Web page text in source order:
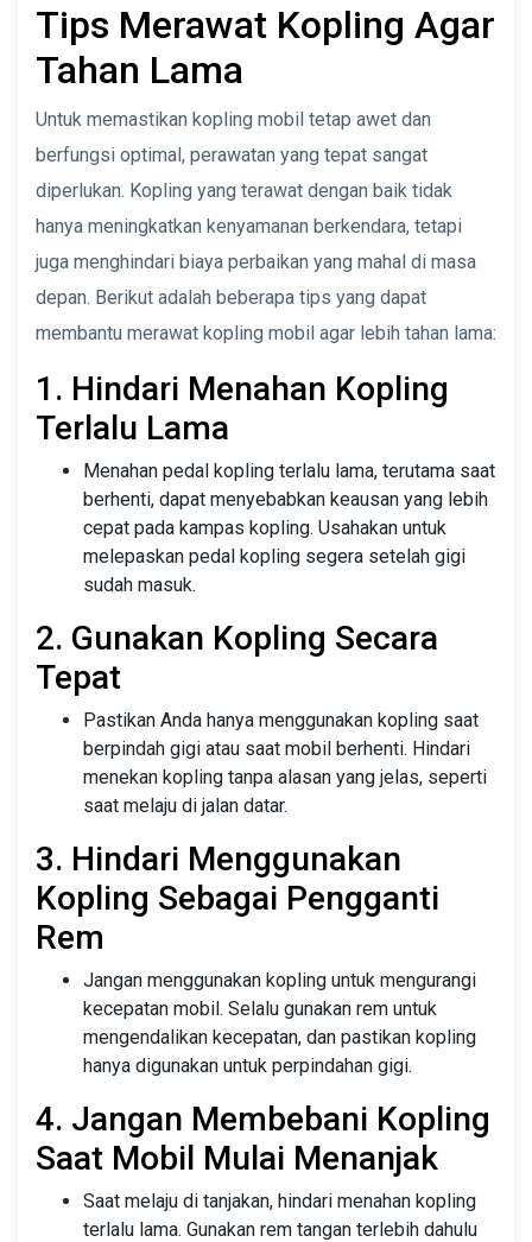
Tips Merawat Kopling Agar
Tahan Lama
Untuk memastikan kopling mobil tetap awet dan
berfungsi optimal, perawatan yang tepat sangat
diperlukan. Kopling yang terawat dengan baik tidak
hanya meningkatkan kenyamanan berkendara, tetapi
juga menghindari biaya perbaikan yang mahal di masa
depan. Berikut adalah beberapa tips yang dapat
membantu merawat kopling mobil agar lebih tahan lama:
1. Hindari Menahan Kopling
Terlalu Lama
Menahan pedal kopling terlalu lama, terutama saat
berhenti, dapat menyebabkan keausan yang lebih
cepat pada kampas kopling. Usahakan untuk
melepaskan pedal kopling segera setelah gigi
sudah masuk.
2. Gunakan Kopling Secara
Tepat
Pastikan Anda hanya menggunakan kopling saat
berpindah gigi atau saat mobil berhenti. Hindari
menekan kopling tanpa alasan yang jelas, seperti
saat melaju di jalan datar.
3. Hindari Menggunakan
Kopling Sebagai Pengganti
Rem
Jangan menggunakan kopling untuk mengurangi
kecepatan mobil. Selalu gunakan rem untuk
mengendalikan kecepatan, dan pastikan kopling
hanya digunakan untuk perpindahan gigi.
4. Jangan Membebani Kopling
Saat Mobil Mulai Menanjak
Saat melaju di tanjakan, hindari menahan kopling
terlalu lama. Gunakan rem tangan terlebih dahulu